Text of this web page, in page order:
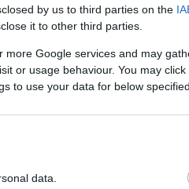
by us to third parties on the
it to other third parties.
Google services and may
or usage behaviour. You may
to use your data for below
data.
να απολογηθεί
από την οποία